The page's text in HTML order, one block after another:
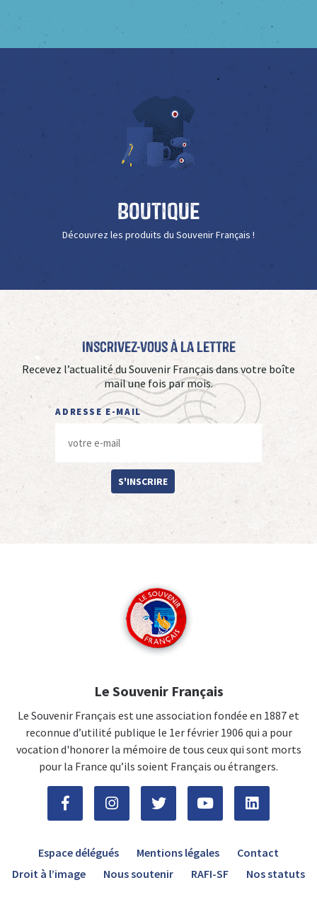
Boutique
Découvrez les produits du Souvenir Français !
Inscrivez-vous à La Lettre
Recevez l’actualité du Souvenir Français dans votre boîte
mail une fois par mois.
ADRESSE E-MAIL
S'INSCRIRE
Le Souvenir Français
Le Souvenir Français est une association fondée en 1887 et
reconnue d’utilité publique le 1er février 1906 qui a pour
vocation d'honorer la mémoire de tous ceux qui sont morts
pour la France qu’ils soient Français ou étrangers.
Espace délégués Mentions légales
Contact
Droit à l’image
Nous soutenir RAFI-SF Nos statuts